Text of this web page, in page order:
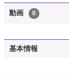
動画 0
基本情報